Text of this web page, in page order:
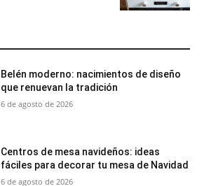
Belén moderno: nacimientos de diseño
que renuevan la tradición
6 de agosto de 2026
Centros de mesa navideños: ideas
fáciles para decorar tu mesa de Navidad
6 de agosto de 2026